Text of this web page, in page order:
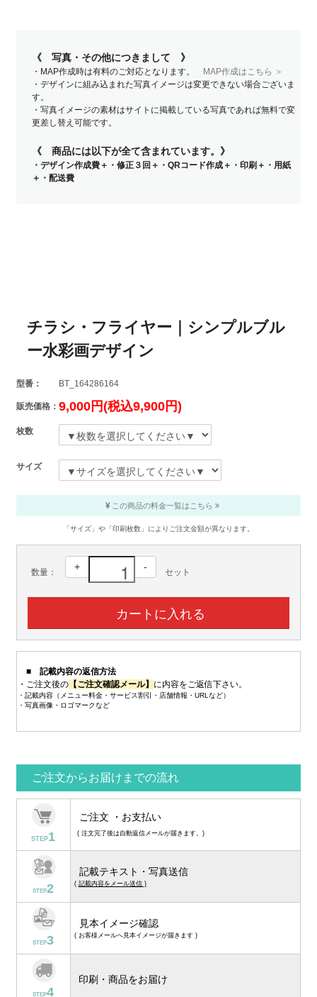
《 写真・その他につきまして 》
・MAP作成時は有料のご対応となります。
MAP作成はこちら ＞
・デザインに組み込まれた写真イメージは変更できない場合ございま
す。
・写真イメージの素材はサイトに掲載している写真であれば無料で変
更差し替え可能です。
《 商品には以下が全て含まれています。》
・デザイン作成費＋・修正３回＋・QRコード作成＋・印刷＋・用紙
＋・配送費
チラシ・フライヤー｜シンプルブル
ー水彩画デザイン
型番： BT_164286164
販売価格： 9,000円(税込9,900円)
枚数
サイズ
この商品の料金一覧はこちら
「サイズ」や「印刷枚数」によりご注文金額が異なります。
数量：
+ -
セット
■ 記載内容の返信方法
・ご注文後の【ご注文確認メール】 に内容をご返信下さい。
・記載内容（メニュー料金・サービス割引・店舗情報・URLなど）
・写真画像・ロゴマークなど
ご注文からお届けまでの流れ
STEP1
ご注文 ・お支払い
( 注文完了後は自動返信メールが届きます。)
STEP2
記載テキスト・写真送信
( 記載内容をメール送信 )
STEP3
見本イメージ確認
( お客様メールへ見本イメージが届きます )
STEP4
印刷・商品をお届け